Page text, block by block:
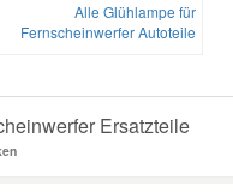
Alle Glühlampe für
Fernscheinwerfer Autoteile
Ersatzteile